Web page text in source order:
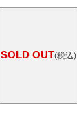
SOLD OUT(税込)